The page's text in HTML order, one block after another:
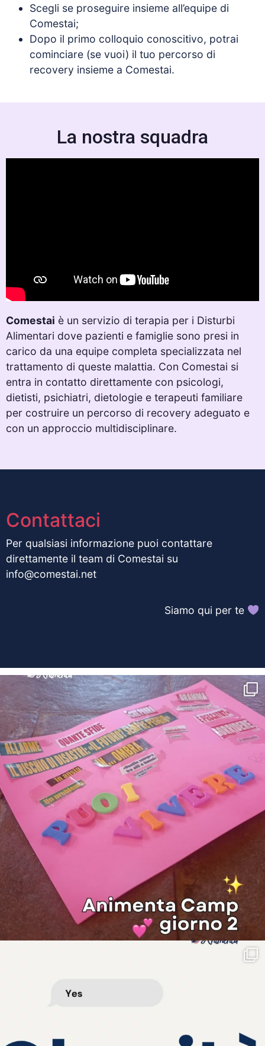
Scegli se proseguire insieme all’equipe di
Comestai;
Dopo il primo colloquio conoscitivo, potrai
cominciare (se vuoi) il tuo percorso di
recovery insieme a Comestai.
La nostra squadra
Comestai è un servizio di terapia per i Disturbi
Alimentari dove pazienti e famiglie sono presi in
carico da una equipe completa specializzata nel
trattamento di queste malattia. Con Comestai si
entra in contatto direttamente con psicologi,
dietisti, psichiatri, dietologie e terapeuti familiare
per costruire un percorso di recovery adeguato e
con un approccio multidisciplinare.
Contattaci
Per qualsiasi informazione puoi contattare
direttamente il team di Comestai su
info@comestai.net
Siamo qui per te